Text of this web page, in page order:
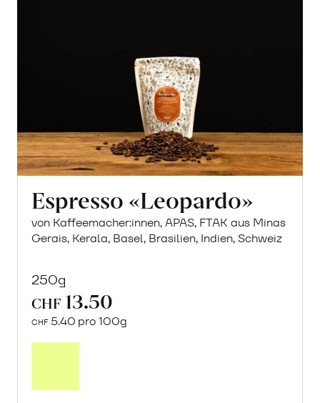
Espresso «Leopardo»
von Kaffeemacher:innen, APAS, FTAK aus Minas
Gerais, Kerala, Basel, Brasilien, Indien, Schweiz
250g
CHF 13.50
CHF 5.40 pro 100g